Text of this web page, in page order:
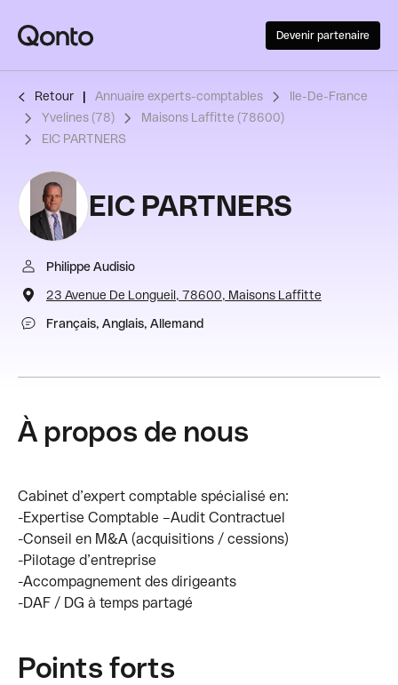
Devenir partenaire
Retour Annuaire experts-comptables
Ile-De-France
Yvelines (78)
Maisons Laffitte (78600)
EIC PARTNERS
EIC PARTNERS
Philippe Audisio
23 Avenue De Longueil, 78600, Maisons Laffitte
Français, Anglais, Allemand
À propos de nous
Cabinet d’expert comptable spécialisé en:
-Expertise Comptable –Audit Contractuel
-Conseil en M&A (acquisitions / cessions)
-Pilotage d’entreprise
-Accompagnement des dirigeants
-DAF / DG à temps partagé
Points forts